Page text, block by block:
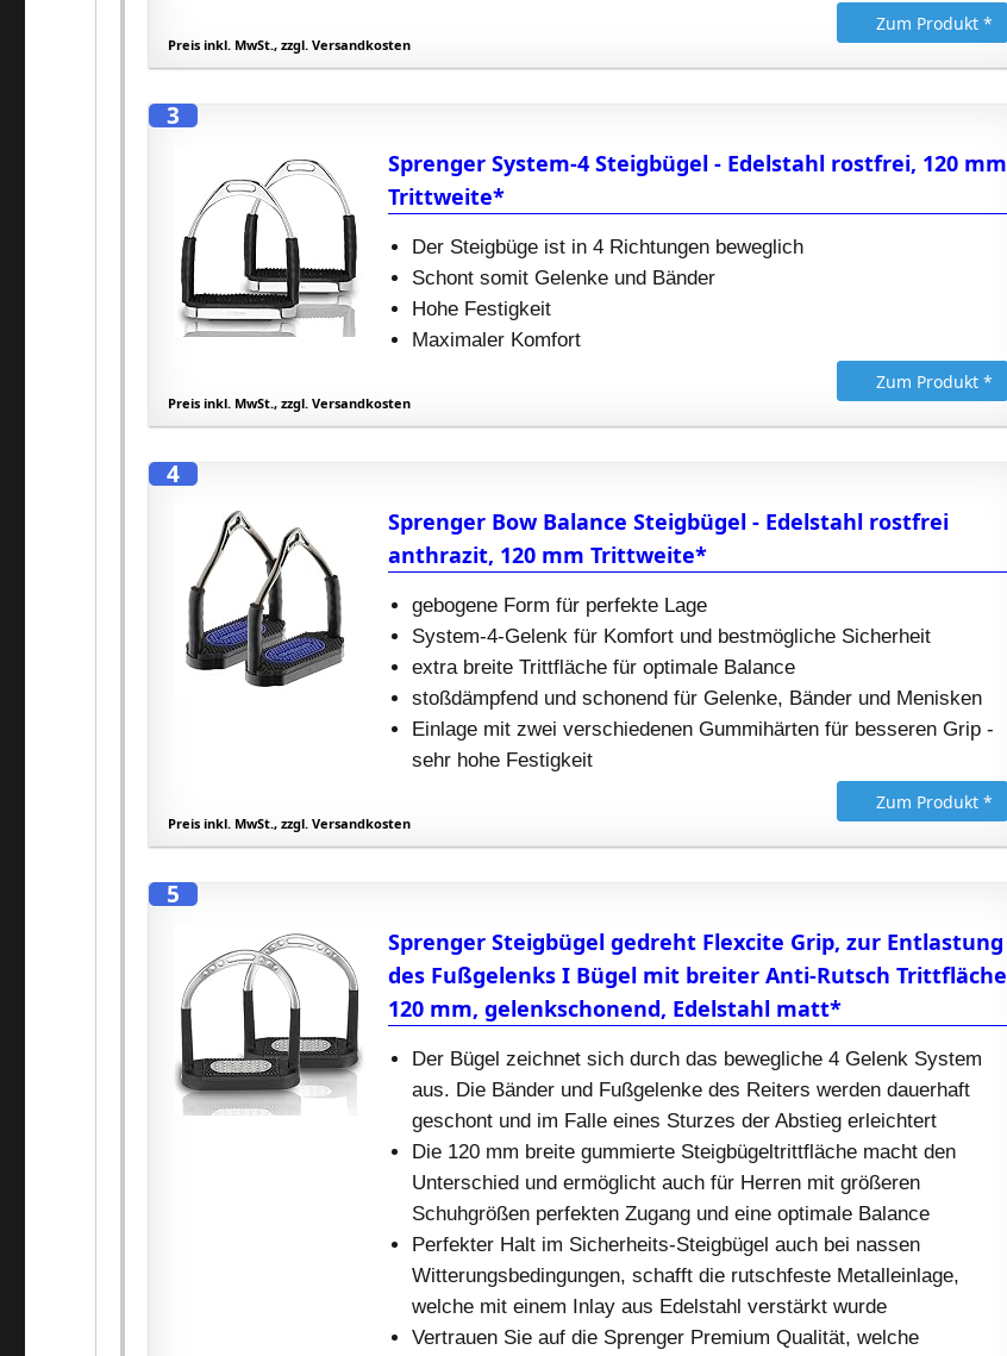
Zum Produkt *
Preis inkl. MwSt., zzgl. Versandkosten
3
Sprenger System-4 Steigbügel - Edelstahl rostfrei, 120 mm
Trittweite*
Der Steigbüge ist in 4 Richtungen beweglich
Schont somit Gelenke und Bänder
Hohe Festigkeit
Maximaler Komfort
Zum Produkt *
Preis inkl. MwSt., zzgl. Versandkosten
4
Sprenger Bow Balance Steigbügel - Edelstahl rostfrei
anthrazit, 120 mm Trittweite*
gebogene Form für perfekte Lage
System-4-Gelenk für Komfort und bestmögliche Sicherheit
extra breite Trittfläche für optimale Balance
stoßdämpfend und schonend für Gelenke, Bänder und Menisken
Einlage mit zwei verschiedenen Gummihärten für besseren Grip -
sehr hohe Festigkeit
Zum Produkt *
Preis inkl. MwSt., zzgl. Versandkosten
5
Sprenger Steigbügel gedreht Flexcite Grip, zur Entlastung
des Fußgelenks I Bügel mit breiter Anti-Rutsch Trittfläche
120 mm, gelenkschonend, Edelstahl matt*
Der Bügel zeichnet sich durch das bewegliche 4 Gelenk System
aus. Die Bänder und Fußgelenke des Reiters werden dauerhaft
geschont und im Falle eines Sturzes der Abstieg erleichtert
Die 120 mm breite gummierte Steigbügeltrittfläche macht den
Unterschied und ermöglicht auch für Herren mit größeren
Schuhgrößen perfekten Zugang und eine optimale Balance
Perfekter Halt im Sicherheits-Steigbügel auch bei nassen
Witterungsbedingungen, schafft die rutschfeste Metalleinlage,
welche mit einem Inlay aus Edelstahl verstärkt wurde
Vertrauen Sie auf die Sprenger Premium Qualität, welche